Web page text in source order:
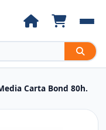
Carta Bond 80h.